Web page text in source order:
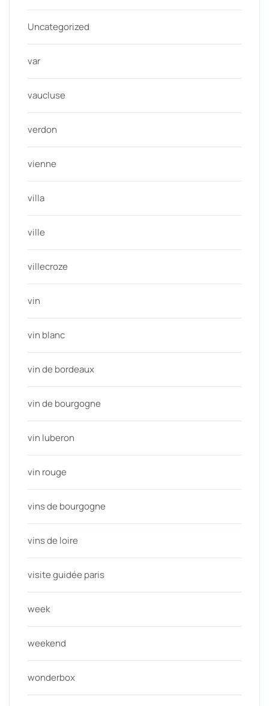
Uncategorized
var
vaucluse
verdon
vienne
villa
ville
villecroze
vin
vin blanc
vin de bordeaux
vin de bourgogne
vin luberon
vin rouge
vins de bourgogne
vins de loire
visite guidée paris
week
weekend
wonderbox